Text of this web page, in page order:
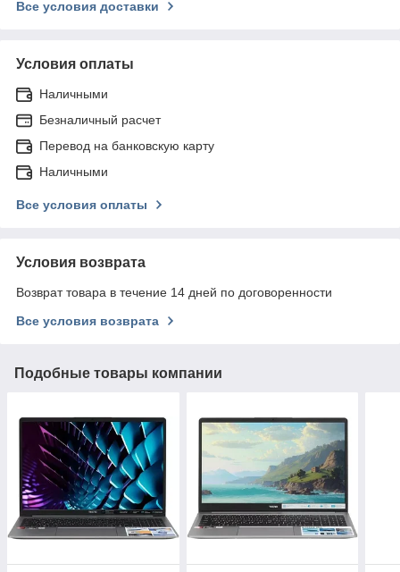
Все условия доставки
Условия оплаты
Наличными
Безналичный расчет
Перевод на банковскую карту
Наличными
Все условия оплаты
Условия возврата
Возврат товара в течение 14 дней по договоренности
Все условия возврата
Подобные товары компании